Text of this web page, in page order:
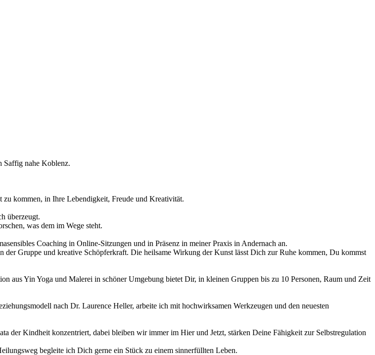
Saffig nahe Koblenz.
kommen, in Ihre Lebendigkeit, Freude und Kreativität.
überzeugt.
was dem im Wege steht.
Coaching in Online-Sitzungen und in Präsenz in meiner Praxis in Andernach an.
Gruppe und kreative Schöpferkraft. Die heilsame Wirkung der Kunst lässt Dich zur Ruhe kommen, Du kommst
aus Yin Yoga und Malerei in schöner Umgebung bietet Dir, in kleinen Gruppen bis zu 10 Personen, Raum und Zeit
nach Dr. Laurence Heller, arbeite ich mit hochwirksamen Werkzeugen und den neuesten
der Kindheit konzentriert, dabei bleiben wir immer im Hier und Jetzt, stärken Deine Fähigkeit zur Selbstregulation
begleite ich Dich gerne ein Stück zu einem sinnerfüllten Leben.